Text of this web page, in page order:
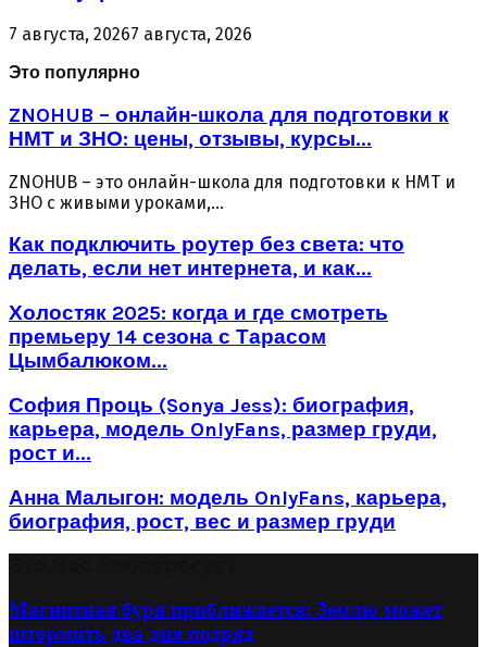
7 августа, 20267 августа, 2026
Это популярно
ZNOHUB – онлайн-школа для подготовки к
НМТ и ЗНО: цены, отзывы, курсы...
ZNOHUB – это онлайн-школа для подготовки к НМТ и
ЗНО с живыми уроками,...
Как подключить роутер без света: что
делать, если нет интернета, и как...
Холостяк 2025: когда и где смотреть
премьеру 14 сезона с Тарасом
Цымбалюком...
София Проць (Sonya Jess): биография,
карьера, модель OnlyFans, размер груди,
рост и...
Анна Малыгон: модель OnlyFans, карьера,
биография, рост, вес и размер груди
Магнитная буря приближается: Землю может
штормить два дня подряд